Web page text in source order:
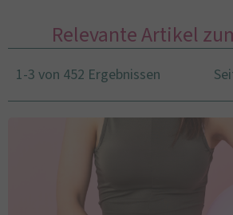
Relevante Artikel
1-3 von 452 Ergebnissen